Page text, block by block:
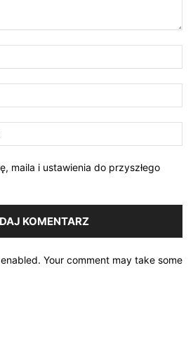
maila i ustawienia do przyszłego
Your comment may take some